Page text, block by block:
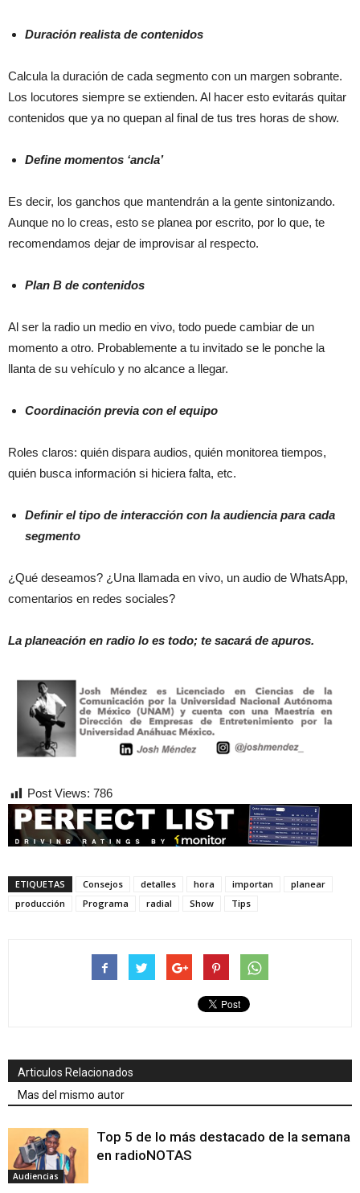
Duración realista de contenidos
Calcula la duración de cada segmento con un margen sobrante.
Los locutores siempre se extienden. Al hacer esto evitarás quitar
contenidos que ya no quepan al final de tus tres horas de show.
Define momentos ‘ancla’
Es decir, los ganchos que mantendrán a la gente sintonizando.
Aunque no lo creas, esto se planea por escrito, por lo que, te
recomendamos dejar de improvisar al respecto.
Plan B de contenidos
Al ser la radio un medio en vivo, todo puede cambiar de un
momento a otro. Probablemente a tu invitado se le ponche la
llanta de su vehículo y no alcance a llegar.
Coordinación previa con el equipo
Roles claros: quién dispara audios, quién monitorea tiempos,
quién busca información si hiciera falta, etc.
Definir el tipo de interacción con la audiencia para cada
segmento
¿Qué deseamos? ¿Una llamada en vivo, un audio de WhatsApp,
comentarios en redes sociales?
La planeación en radio lo es todo; te sacará de apuros.
Post Views: 786
ETIQUETAS Consejos detalles hora importan
planear
producción
Programa radial Show Tips
Articulos Relacionados
Mas del mismo autor
Audiencias
Top 5 de lo más destacado de la semana
en radioNOTAS